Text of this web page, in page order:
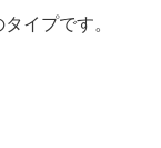
イプです。